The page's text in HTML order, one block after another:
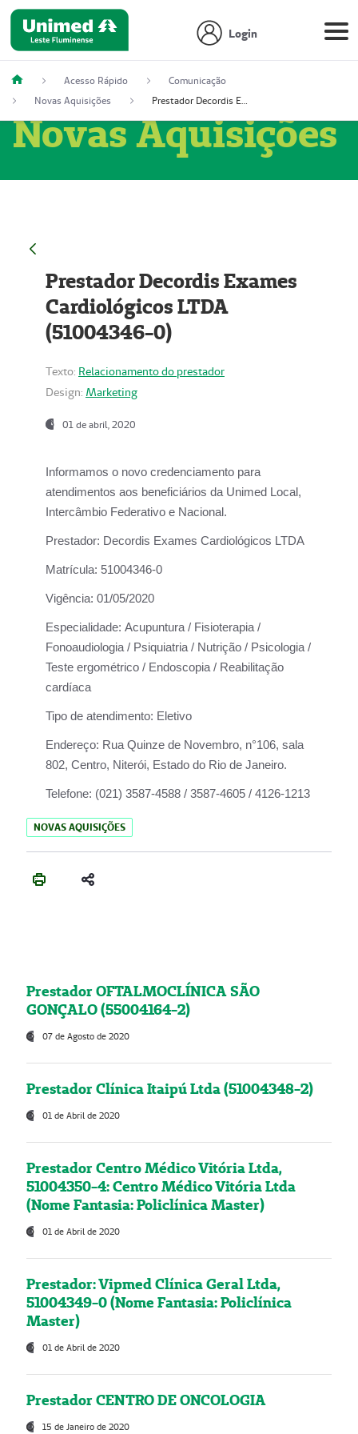
Login
Acesso Rápido
Comunicação
Novas Aquisições
Prestador Decordis Exames Cardiológicos LTDA (51004346-0)
Novas Aquisições
Prestador Decordis Exames
Cardiológicos LTDA
(51004346-0)
Texto: Relacionamento do prestador
Design: Marketing
01 de abril, 2020
Informamos o novo credenciamento para
atendimentos aos beneficiários da Unimed Local,
Intercâmbio Federativo e Nacional.
Prestador: Decordis Exames Cardiológicos LTDA
Matrícula: 51004346-0
Vigência: 01/05/2020
Especialidade: Acupuntura / Fisioterapia /
Fonoaudiologia / Psiquiatria / Nutrição / Psicologia /
Teste ergométrico / Endoscopia / Reabilitação
cardíaca
Tipo de atendimento: Eletivo
Endereço: Rua Quinze de Novembro, n°106, sala
802, Centro, Niterói, Estado do Rio de Janeiro.
Telefone: (021) 3587-4588 / 3587-4605 / 4126-1213
NOVAS AQUISIÇÕES
Prestador OFTALMOCLÍNICA SÃO
GONÇALO (55004164-2)
07 de Agosto de 2020
Prestador Clínica Itaipú Ltda (51004348-2)
01 de Abril de 2020
Prestador Centro Médico Vitória Ltda,
51004350-4: Centro Médico Vitória Ltda
(Nome Fantasia: Policlínica Master)
01 de Abril de 2020
Prestador: Vipmed Clínica Geral Ltda,
51004349-0 (Nome Fantasia: Policlínica
Master)
01 de Abril de 2020
Prestador CENTRO DE ONCOLOGIA
15 de Janeiro de 2020